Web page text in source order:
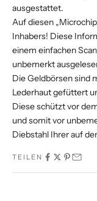
ausgestattet.
Auf diesen
Inhabers! Diese
einem einfachen
unbemerkt
Die Geldbörsen sind
Lederhaut gefüttert
Diese schützt vor
und somit vor
Diebstahl Ihrer auf
TEILEN